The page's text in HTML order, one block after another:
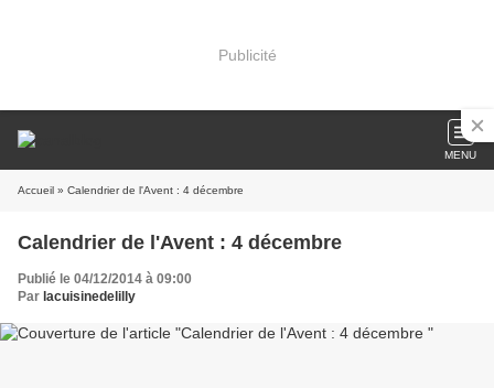
Publicité
MENU
Accueil » Calendrier de l'Avent : 4 décembre
Calendrier de l'Avent : 4 décembre
Publié le 04/12/2014 à 09:00
Par lacuisinedelilly